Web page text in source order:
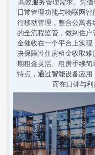
日常管理功能与物联网
行移动管理，整合公寓
的全流程监管，做到住
金催收在一个平台上实
决保障性住房租金收取
期租金灵活、租房手续
特点，通过智能设备应
而在口碑与利